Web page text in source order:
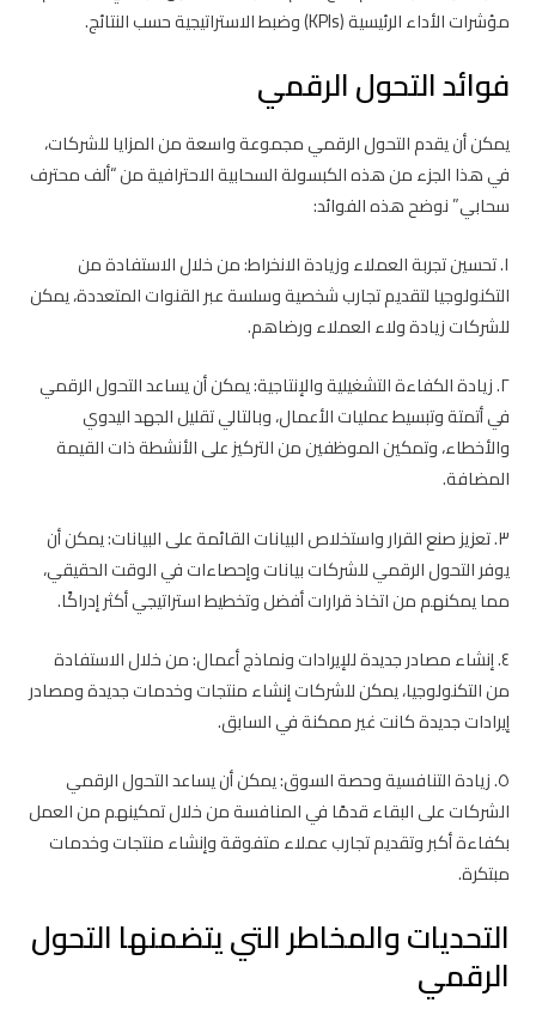
مؤشرات الأداء الرئيسية (KPIs) وضبط الاستراتيجية حسب النتائج.
فوائد التحول الرقمي
يمكن أن يقدم التحول الرقمي مجموعة واسعة من المزايا للشركات،
في هذا الجزء من هذه الكبسولة السحابية الاحترافية من “ألف محترف
سحابي” نوضح هذه الفوائد:
١. تحسين تجربة العملاء وزيادة الانخراط: من خلال الاستفادة من
التكنولوجيا لتقديم تجارب شخصية وسلسة عبر القنوات المتعددة، يمكن
للشركات زيادة ولاء العملاء ورضاهم.
٢. زيادة الكفاءة التشغيلية والإنتاجية: يمكن أن يساعد التحول الرقمي
في أتمتة وتبسيط عمليات الأعمال، وبالتالي تقليل الجهد اليدوي
والأخطاء، وتمكين الموظفين من التركيز على الأنشطة ذات القيمة
المضافة.
٣. تعزيز صنع القرار واستخلاص البيانات القائمة على البيانات: يمكن أن
يوفر التحول الرقمي للشركات بيانات وإحصاءات في الوقت الحقيقي،
مما يمكنهم من اتخاذ قرارات أفضل وتخطيط استراتيجي أكثر إدراكًا.
٤. إنشاء مصادر جديدة للإيرادات ونماذج أعمال: من خلال الاستفادة
من التكنولوجيا، يمكن للشركات إنشاء منتجات وخدمات جديدة ومصادر
إيرادات جديدة كانت غير ممكنة في السابق.
٥. زيادة التنافسية وحصة السوق: يمكن أن يساعد التحول الرقمي
الشركات على البقاء قدمًا في المنافسة من خلال تمكينهم من العمل
بكفاءة أكبر وتقديم تجارب عملاء متفوقة وإنشاء منتجات وخدمات
مبتكرة.
التحديات والمخاطر التي يتضمنها التحول
الرقمي